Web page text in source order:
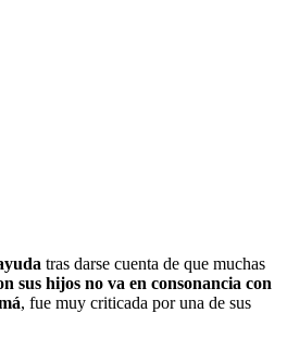
tras darse cuenta de que muchas
sus hijos no va en consonancia con
, fue muy criticada por una de sus